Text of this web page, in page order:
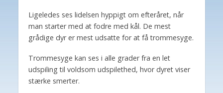
Ligeledes ses lidelsen hyppigt om efteråret, når
man starter med at fodre med kål. De mest
grådige dyr er mest udsatte for at få trommesyge.
Trommesyge kan ses i alle grader fra en let
udspiling til voldsom udspilethed, hvor dyret viser
stærke smerter.